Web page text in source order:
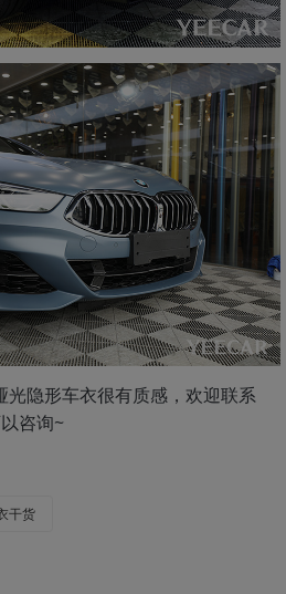
光隐形车衣很有质感，欢迎联系
咨询~
干货